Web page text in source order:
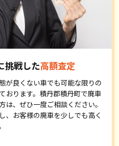
挑戦した高額査定
が良くない車でも可能な限りの
おります。積丹郡積丹町で廃車
は、ぜひ一度ご相談ください。
、お客様の廃車を少しでも高く